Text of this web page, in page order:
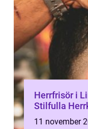
Herrfrisör i
Stilfulla
11 november